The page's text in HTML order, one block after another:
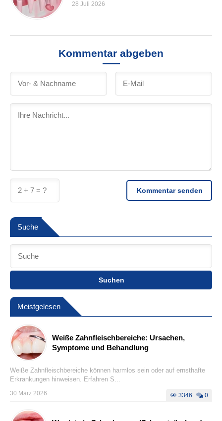
28 Juli 2026
Kommentar abgeben
Kommentar senden
Suche
Suchen
Meistgelesen
Weiße Zahnfleischbereiche: Ursachen,
Symptome und Behandlung
Weiße Zahnfleischbereiche können harmlos sein oder auf ernsthafte
Erkrankungen hinweisen. Erfahren S...
30 März 2026 3346 0